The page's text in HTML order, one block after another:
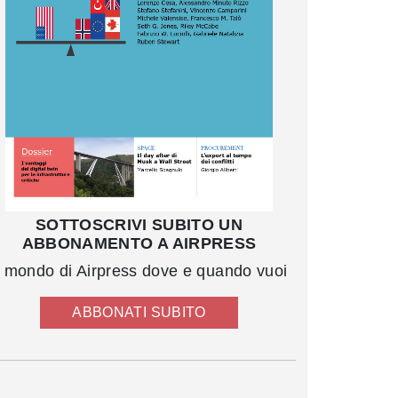
SOTTOSCRIVI SUBITO UN
ABBONAMENTO A AIRPRESS
mondo di Airpress dove e quando vuoi
ABBONATI SUBITO